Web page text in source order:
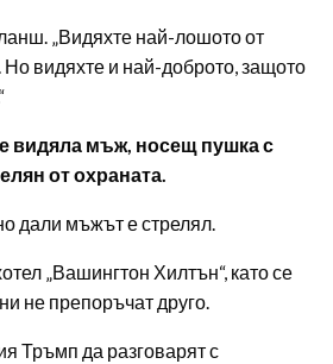
„Видяхте най-лошото от
Но видяхте и най-доброто, защото
видяла мъж, носещ пушка с
от охраната.
дали мъжът е стрелял.
„Вашингтон Хилтън“, като се
не препоръчат друго.
Тръмп да разговарят с